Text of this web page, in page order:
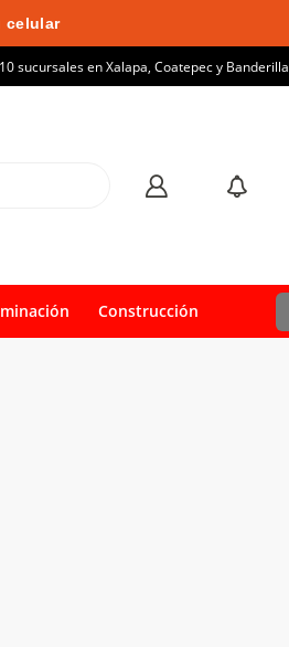
celular
sucursales en Xalapa, Coatepec y Banderilla
Construcción